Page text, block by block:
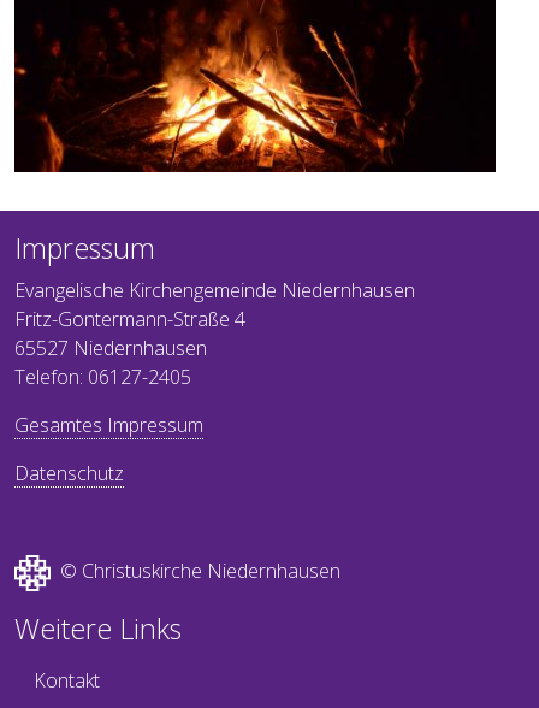
Impressum
Evangelische Kirchengemeinde Niedernhausen
Fritz-Gontermann-Straße 4
65527 Niedernhausen
Telefon: 06127-2405
Gesamtes Impressum
Datenschutz
© Christuskirche Niedernhausen
Weitere Links
Kontakt